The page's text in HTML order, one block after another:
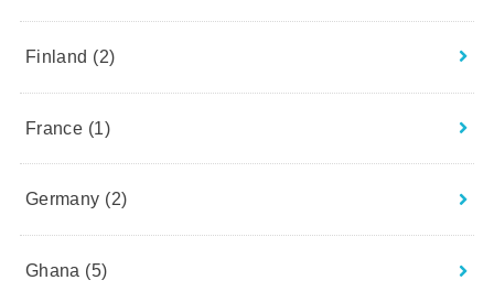
Finland (2)
France (1)
Germany (2)
Ghana (5)